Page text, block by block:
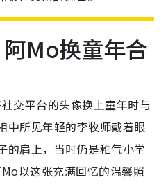
阿Mo换童年合
交平台的头像换上童年时与
中所见年轻的李牧师戴着眼
的肩上，当时仍是稚气小学
以这张充满回忆的温馨照